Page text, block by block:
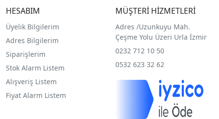
HESABIM
Üyelik Bilgilerim
Adres Bilgilerim
Siparişlerim
Stok Alarm Listem
Alışveriş Listem
Fiyat Alarm Listem
MÜŞTERİ HİZMETLERİ
Adres /Uzunkuyu Mah.
Çeşme Yolu Üzeri Urla İzmir
0232 712 10 50
0532 623 32 62